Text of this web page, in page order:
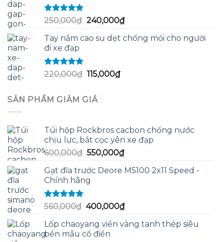
Được xếp
hạng
sao
250,000₫ Giá
là:
240,000₫Giá
tại
Tay nắm cao su dẹt chống mỏi cho người
đi xe đạp
Được xếp
hạng
220,000₫ Giá
là:
220,000₫.
115,000₫Giá
SẢN PHẨM GIẢM GIÁ
Túi hộp Rockbros cacbon chống nước
chịu lực, bắt cọc yên xe đạp
600,000₫ Giá
là:
600,000₫.
550,000₫Giá
tại
Gạt đĩa trước Deore M5100 2x11 Speed -
Chính hãng
Được xếp
hạng
sao
560,000₫ Giá
là:
560,000₫.
400,000₫Giá
tại
Lốp chaoyang viền vàng tanh thép siêu
bền mẫu cổ điển